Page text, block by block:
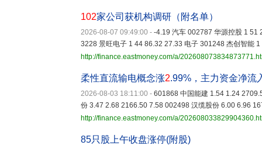
102家公司获机构调研（附名单）
2026-08-07 09:49:00 - -4.19 汽车 002787 华源控股 1 51
3228 景旺电子 1 44 86.32 27.33 电子 301248 杰创智能
http://finance.eastmoney.com/a/
柔性直流输电概念涨2.99%，主力资金净流
2026-08-03 18:11:00 - 601868 中国能建 1.54 1.24
份 3.47 2.68 2166.50 7.58 002498 汉缆股份 6.00 6.96
http://finance.eastmoney.com/a/
85只股上午收盘涨停(附股)